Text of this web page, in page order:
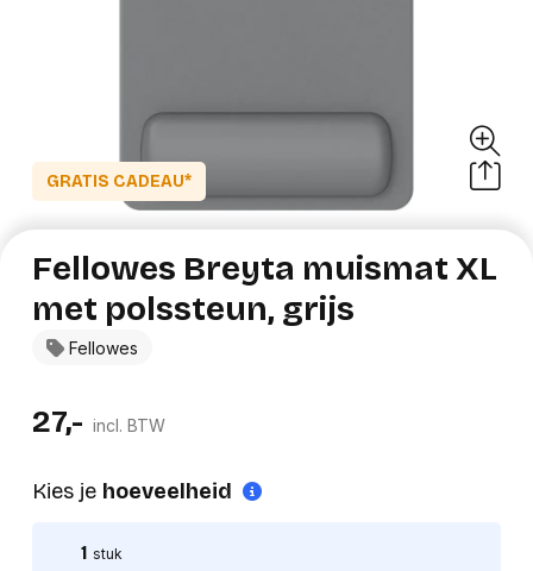
GRATIS CADEAU*
Fellowes
Fellowes Breyta muismat XL
met polssteun, grijs
27,- incl. BTW
Kies je hoeveelheid
1 stuk